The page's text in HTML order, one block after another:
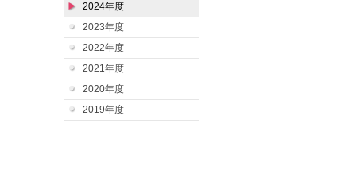
2024年度
2023年度
2022年度
2021年度
2020年度
2019年度